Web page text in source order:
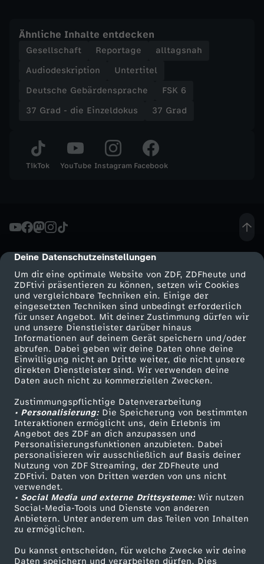
cmp-dialog-description
Deine Datenschutzeinstellungen
Um dir eine optimale Website von ZDF, ZDFheute und
ZDFtivi präsentieren zu können, setzen wir Cookies
und vergleichbare Techniken ein. Einige der
eingesetzten Techniken sind unbedingt erforderlich
für unser Angebot. Mit deiner Zustimmung dürfen wir
und unsere Dienstleister darüber hinaus
Informationen auf deinem Gerät speichern und/oder
abrufen. Dabei geben wir deine Daten ohne deine
Einwilligung nicht an Dritte weiter, die nicht unsere
direkten Dienstleister sind. Wir verwenden deine
Daten auch nicht zu kommerziellen Zwecken.
Zustimmungspflichtige Datenverarbeitung
• Personalisierung:Die Speicherung von bestimmten
Interaktionen ermöglicht uns, dein Erlebnis im
Angebot des ZDF an dich anzupassen und
Personalisierungsfunktionen anzubieten. Dabei
personalisieren wir ausschließlich auf Basis deiner
Nutzung von ZDF Streaming, der ZDFheute und
ZDFtivi. Daten von Dritten werden von uns nicht
verwendet.
• Social Media und externe Drittsysteme:Wir nutzen
Social-Media-Tools und Dienste von anderen
Anbietern. Unter anderem um das Teilen von Inhalten
zu ermöglichen.
Du kannst entscheiden, für welche Zwecke wir deine
Daten speichern und verarbeiten dürfen. Dies
t
u
n
e
o
b
Ähnliche Inhalte entdecken
Gesellschaft Reportage
alltagsnah
Audiodeskription
Untertitel
Deutsche Gebärdensprache
FSK 6
37 Grad - die Einzeldokus
37 Grad
TikTok YouTube Instagram Facebook
Mehr ZDF
ZDF-Apps
Smart TV
ZDFtext
Livestreams
Sendungen A-Z
TV-Programm
Service
ZDFmitreden
Kontakt zum ZDF
Tickets
Zuschauerservice
Hilfe
ZDF Unternehmen
Karriere
ZDF goes Schule